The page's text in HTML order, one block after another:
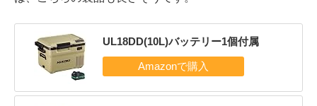
UL18DD(10L)バッテリー1個付属